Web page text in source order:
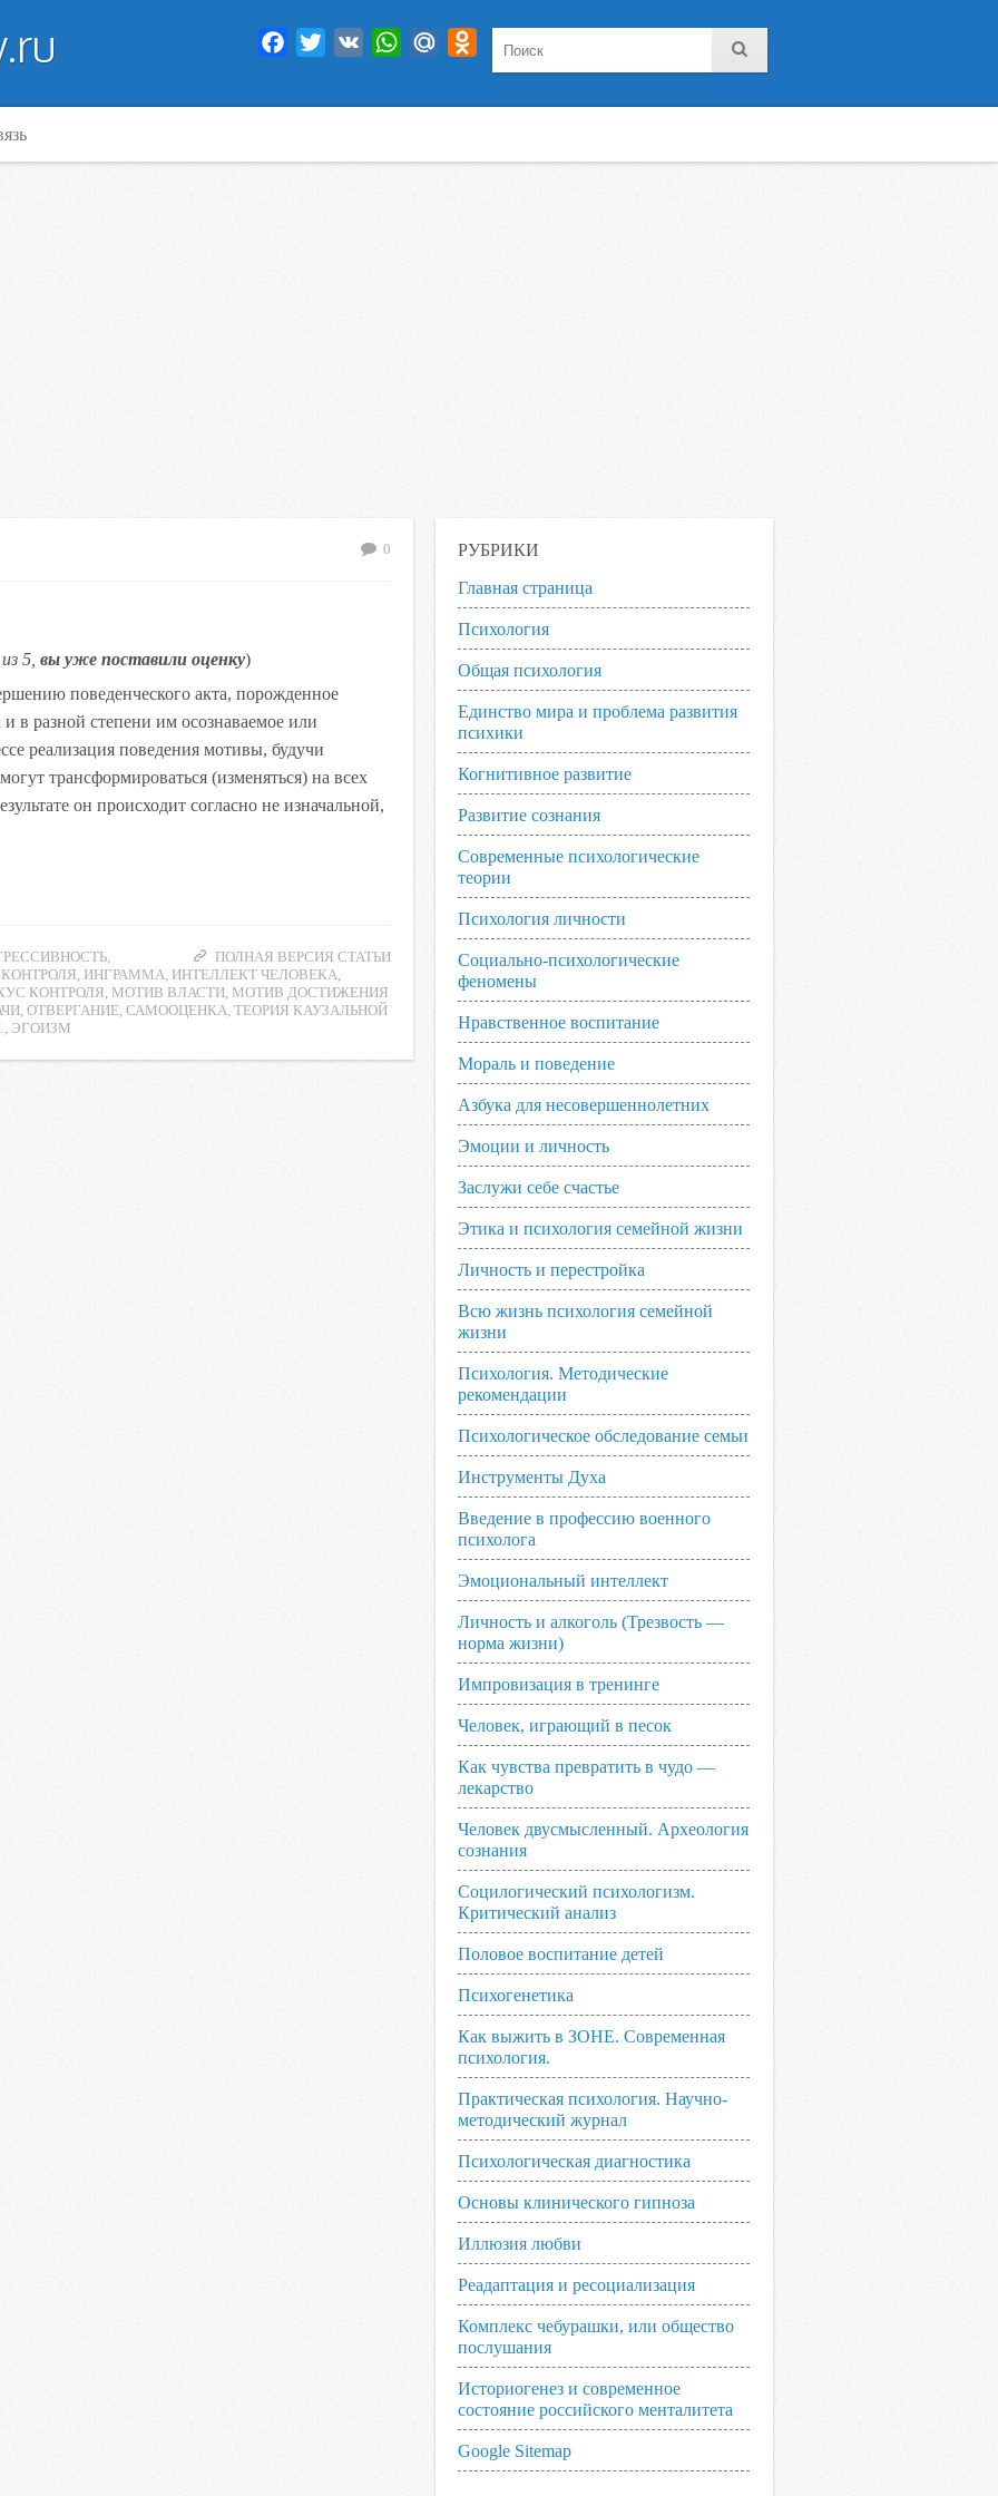
Facebook
Twitter VK WhatsAppMail.RuOdnoklassniki
0
из 5, вы уже поставили оценку)
поведенческого акта, порожденное
в разной степени им осознаваемое или
реализация поведения мотивы, будучи
трансформироваться (изменяться) на всех
он происходит согласно не изначальной,
ПОЛНАЯ ВЕРСИЯ СТАТЬИ
,
, ИНГРАММА, ИНТЕЛЛЕКТ ЧЕЛОВЕКА,
КОНТРОЛЯ, МОТИВ ВЛАСТИ, МОТИВ ДОСТИЖЕНИЯ
, ОТВЕРГАНИЕ, САМООЦЕНКА, ТЕОРИЯ КАУЗАЛЬНОЙ
, ЭГОИЗМ
РУБРИКИ
Главная страница
Психология
Общая психология
Единство мира и проблема развития
психики
Когнитивное развитие
Развитие сознания
Современные психологические
теории
Психология личности
Социально-психологические
феномены
Нравственное воспитание
Мораль и поведение
Азбука для несовершеннолетних
Эмоции и личность
Заслужи себе счастье
Этика и психология семейной жизни
Личность и перестройка
Всю жизнь психология семейной
жизни
Психология. Методические
рекомендации
Психологическое обследование семьи
Инструменты Духа
Введение в профессию военного
психолога
Эмоциональный интеллект
Личность и алкоголь (Трезвость —
норма жизни)
Импровизация в тренинге
Человек, играющий в песок
Как чувства превратить в чудо —
лекарство
Человек двусмысленный. Археология
сознания
Социлогический психологизм.
Критический анализ
Половое воспитание детей
Психогенетика
Как выжить в ЗОНЕ. Современная
психология.
Практическая психология. Научно-
методический журнал
Психологическая диагностика
Основы клинического гипноза
Иллюзия любви
Реадаптация и ресоциализация
Комплекс чебурашки, или общество
послушания
Историогенез и современное
состояние российского менталитета
Google Sitemap